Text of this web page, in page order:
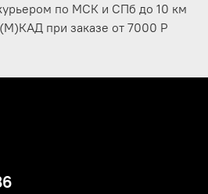
по МСК и СПб до 10 км
при заказе от 7000 Р